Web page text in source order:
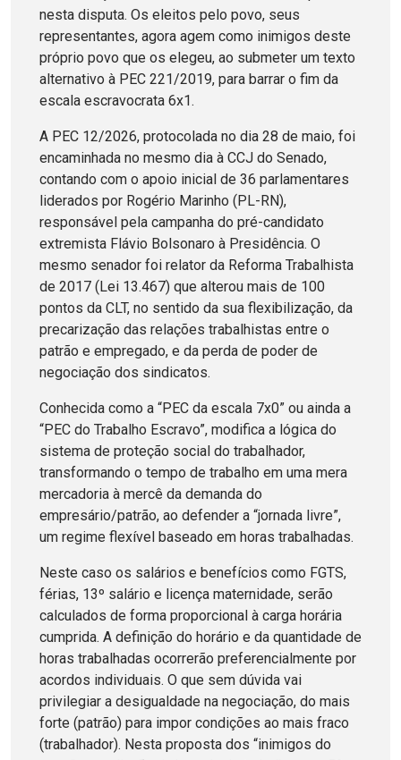
nesta disputa. Os eleitos pelo povo, seus
representantes, agora agem como inimigos deste
próprio povo que os elegeu, ao submeter um texto
alternativo à PEC 221/2019, para barrar o fim da
escala escravocrata 6x1.
A PEC 12/2026, protocolada no dia 28 de maio, foi
encaminhada no mesmo dia à CCJ do Senado,
contando com o apoio inicial de 36 parlamentares
liderados por Rogério Marinho (PL-RN),
responsável pela campanha do pré-candidato
extremista Flávio Bolsonaro à Presidência. O
mesmo senador foi relator da Reforma Trabalhista
de 2017 (Lei 13.467) que alterou mais de 100
pontos da CLT, no sentido da sua flexibilização, da
precarização das relações trabalhistas entre o
patrão e empregado, e da perda de poder de
negociação dos sindicatos.
Conhecida como a “PEC da escala 7x0” ou ainda a
“PEC do Trabalho Escravo”, modifica a lógica do
sistema de proteção social do trabalhador,
transformando o tempo de trabalho em uma mera
mercadoria à mercê da demanda do
empresário/patrão, ao defender a “jornada livre”,
um regime flexível baseado em horas trabalhadas.
Neste caso os salários e benefícios como FGTS,
férias, 13º salário e licença maternidade, serão
calculados de forma proporcional à carga horária
cumprida. A definição do horário e da quantidade de
horas trabalhadas ocorrerão preferencialmente por
acordos individuais. O que sem dúvida vai
privilegiar a desigualdade na negociação, do mais
forte (patrão) para impor condições ao mais fraco
(trabalhador). Nesta proposta dos “inimigos do